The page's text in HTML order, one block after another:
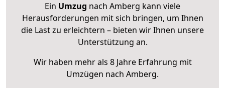
Ein Umzug nach Amberg kann viele
Herausforderungen mit sich bringen, um Ihnen
die Last zu erleichtern – bieten wir Ihnen unsere
Unterstützung an.
Wir haben mehr als 8 Jahre Erfahrung mit
Umzügen nach Amberg.